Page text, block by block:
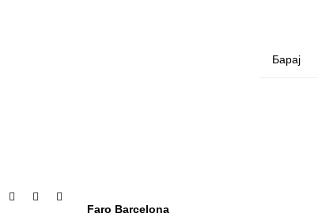
Faro Barcelona